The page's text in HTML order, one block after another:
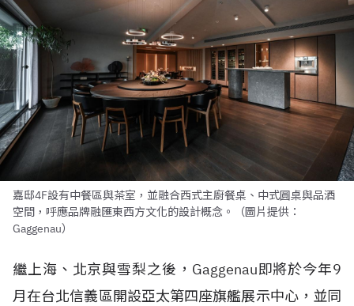
嘉邸4F設有中餐區與茶室，並融合西式主廚餐桌、中式圓桌與品酒
空間，呼應品牌融匯東西方文化的設計概念。（圖片提供：
Gaggenau）
繼上海、北京與雪梨之後，Gaggenau即將於今年9
月在台北信義區開設亞太第四座旗艦展示中心，並同